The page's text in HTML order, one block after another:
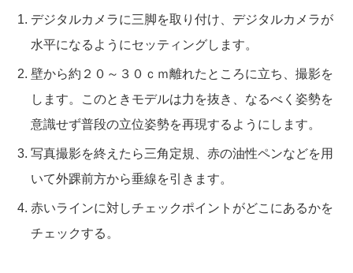
デジタルカメラに三脚を取り付け、デジタルカメラが
水平になるようにセッティングします。
壁から約２０～３０ｃｍ離れたところに立ち、撮影を
します。このときモデルは力を抜き、なるべく姿勢を
意識せず普段の立位姿勢を再現するようにします。
写真撮影を終えたら三角定規、赤の油性ペンなどを用
いて外踝前方から垂線を引きます。
赤いラインに対しチェックポイントがどこにあるかを
チェックする。